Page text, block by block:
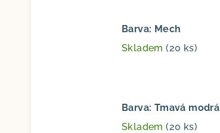
Barva: Mech
Skladem(20 ks)
Barva: Tmavá modrá
Skladem(20 ks)